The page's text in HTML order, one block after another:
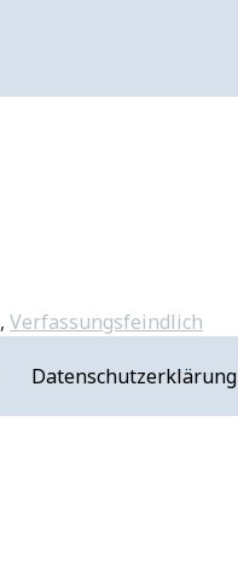
, Verfassungsfeindlich
Datenschutzerklärung